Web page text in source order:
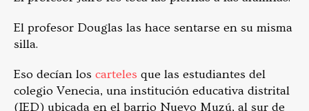
El profesor Douglas las hace sentarse en su misma
silla.
Eso decían los carteles que las estudiantes del
colegio Venecia, una institución educativa distrital
(IED) ubicada en el barrio Nuevo Muzú, al sur de